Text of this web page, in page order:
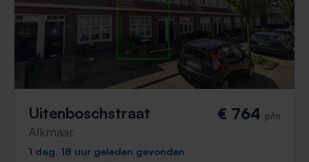
Uitenboschstraat
Alkmaar
€ 764 p/m
1 dag, 18 uur geleden gevonden